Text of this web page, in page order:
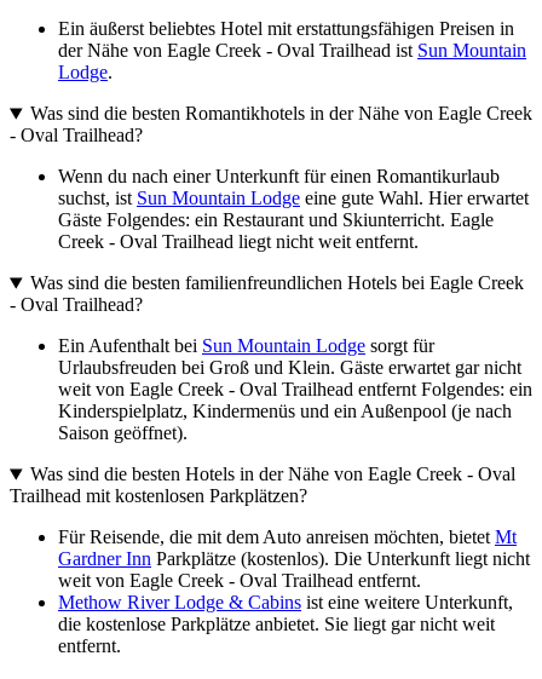
Ein äußerst beliebtes Hotel mit erstattungsfähigen Preisen in
der Nähe von Eagle Creek - Oval Trailhead ist Sun Mountain
Lodge.
Was sind die besten Romantikhotels in der Nähe von Eagle Creek
- Oval Trailhead?
Wenn du nach einer Unterkunft für einen Romantikurlaub
suchst, ist Sun Mountain Lodge eine gute Wahl. Hier erwartet
Gäste Folgendes: ein Restaurant und Skiunterricht. Eagle
Creek - Oval Trailhead liegt nicht weit entfernt.
Was sind die besten familienfreundlichen Hotels bei Eagle Creek
- Oval Trailhead?
Ein Aufenthalt bei Sun Mountain Lodge sorgt für
Urlaubsfreuden bei Groß und Klein. Gäste erwartet gar nicht
weit von Eagle Creek - Oval Trailhead entfernt Folgendes: ein
Kinderspielplatz, Kindermenüs und ein Außenpool (je nach
Saison geöffnet).
Was sind die besten Hotels in der Nähe von Eagle Creek - Oval
Trailhead mit kostenlosen Parkplätzen?
Für Reisende, die mit dem Auto anreisen möchten, bietetMt
Gardner Inn Parkplätze (kostenlos). Die Unterkunft liegt nicht
weit von Eagle Creek - Oval Trailhead entfernt.
Methow River Lodge & Cabins ist eine weitere Unterkunft,
die kostenlose Parkplätze anbietet. Sie liegt gar nicht weit
entfernt.